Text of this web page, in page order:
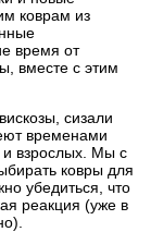
коврам из
время от
вместе с этим
сизали
временами
и взрослых. Мы с
ковры для
убедиться, что
реакция (уже в